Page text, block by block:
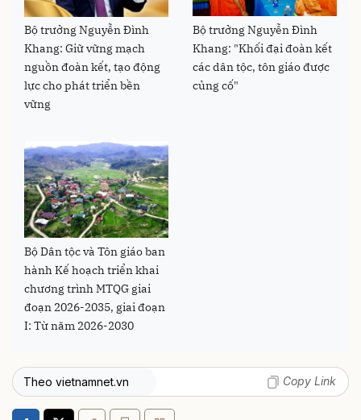
Bộ trưởng Nguyễn Đình
Khang: Giữ vững mạch
nguồn đoàn kết, tạo động
lực cho phát triển bền
vững
Bộ trưởng Nguyễn Đình
Khang: "Khối đại đoàn kết
các dân tộc, tôn giáo được
củng cố"
Bộ Dân tộc và Tôn giáo ban
hành Kế hoạch triển khai
chương trình MTQG giai
đoạn 2026-2035, giai đoạn
I: Từ năm 2026-2030
Theo vietnamnet.vn Copy Link